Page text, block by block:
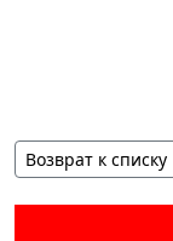
Возврат к списку